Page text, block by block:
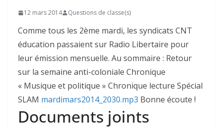
12 mars 2014 Questions de classe(s)
Comme tous les 2ème mardi, les syndicats CNT
éducation passaient sur Radio Libertaire pour
leur émission mensuelle. Au sommaire : Retour
sur la semaine anti-coloniale Chronique
« Musique et politique » Chronique lecture Spécial
SLAM mardimars2014_2030.mp3 Bonne écoute !
Documents joints